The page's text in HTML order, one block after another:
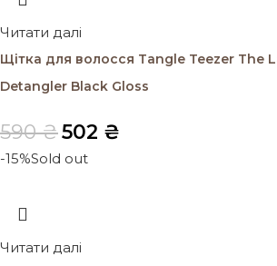
Читати далі
Щітка для волосся Tangle Teezer The
Detangler Black Gloss
590₴502 ₴
-15%Sold out
Читати далі